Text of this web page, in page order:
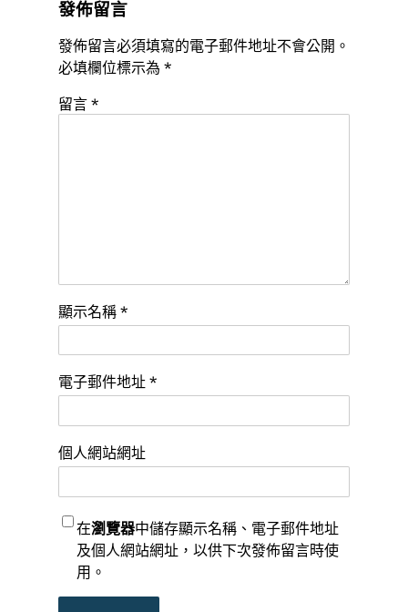
發佈留言
發佈留言必須填寫的電子郵件地址不會公開。
必填欄位標示為 *
留言 *
顯示名稱 *
電子郵件地址 *
個人網站網址
在瀏覽器中儲存顯示名稱、電子郵件地址
及個人網站網址，以供下次發佈留言時使
用。